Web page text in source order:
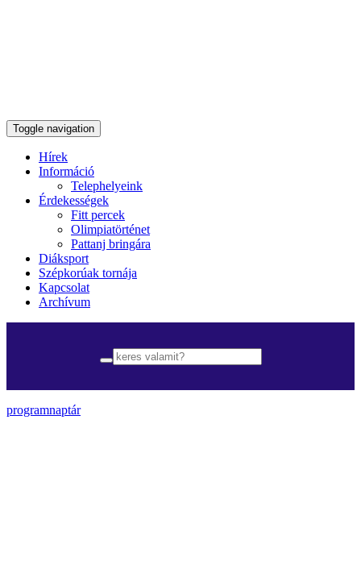
Toggle navigation
Hírek
Információ
Telephelyeink
Érdekességek
Fitt percek
Olimpiatörténet
Pattanj bringára
Diáksport
Szépkorúak tornája
Kapcsolat
Archívum
programnaptár